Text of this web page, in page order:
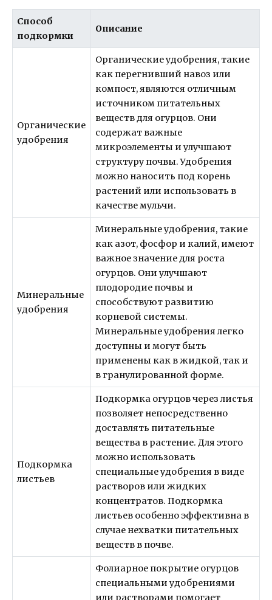
Способ
подкормки
Описание
Органические
удобрения
Органические удобрения, такие
как перегнивший навоз или
компост, являются отличным
источником питательных
веществ для огурцов. Они
содержат важные
микроэлементы и улучшают
структуру почвы. Удобрения
можно наносить под корень
растений или использовать в
качестве мульчи.
Минеральные
удобрения
Минеральные удобрения, такие
как азот, фосфор и калий, имеют
важное значение для роста
огурцов. Они улучшают
плодородие почвы и
способствуют развитию
корневой системы.
Минеральные удобрения легко
доступны и могут быть
применены как в жидкой, так и
в гранулированной форме.
Подкормка
листьев
Подкормка огурцов через листья
позволяет непосредственно
доставлять питательные
вещества в растение. Для этого
можно использовать
специальные удобрения в виде
растворов или жидких
концентратов. Подкормка
листьев особенно эффективна в
случае нехватки питательных
веществ в почве.
Фолиарное покрытие огурцов
специальными удобрениями
или растворами помогает